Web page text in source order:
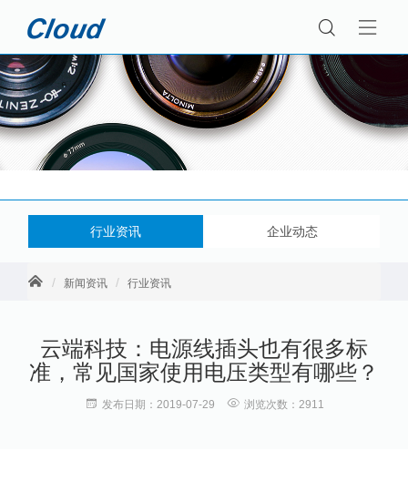
行业资讯 企业动态
新闻资讯 行业资讯
云端科技：电源线插头也有很多标
准，常见国家使用电压类型有哪些？
发布日期：2019-07-29 浏览次数：2911